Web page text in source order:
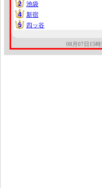
2
2
池袋
4
4
新宿
5
5 四ッ谷
08月07日15時